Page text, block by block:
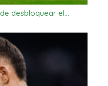
desbloquear el…